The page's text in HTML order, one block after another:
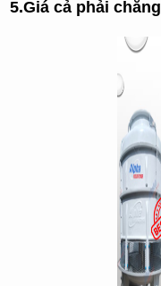
5.Giá cả phải chăng